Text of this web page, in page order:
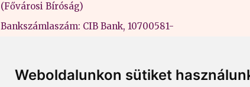
Weboldalunkon sütiket
(Fővárosi Bíróság)
Bankszámlaszám: CIB Bank, 10700581-
B/2020/000053